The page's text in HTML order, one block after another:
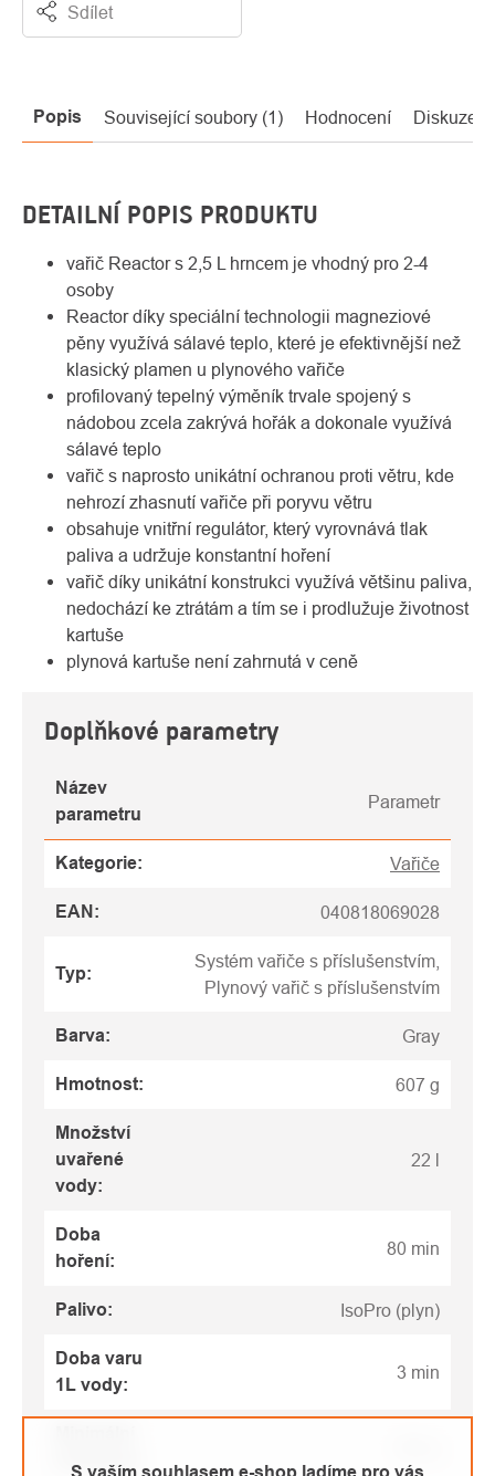
Sdílet
Popis Související soubory (1) Hodnocení Diskuze
DETAILNÍ POPIS PRODUKTU
vařič Reactor s 2,5 L hrncem je vhodný pro 2-4
osoby
Reactor díky speciální technologii magneziové
pěny využívá sálavé teplo, které je efektivnější než
klasický plamen u plynového vařiče
profilovaný tepelný výměník trvale spojený s
nádobou zcela zakrývá hořák a dokonale využívá
sálavé teplo
vařič s naprosto unikátní ochranou proti větru, kde
nehrozí zhasnutí vařiče při poryvu větru
obsahuje vnitřní regulátor, který vyrovnává tlak
paliva a udržuje konstantní hoření
vařič díky unikátní konstrukci využívá většinu paliva,
nedochází ke ztrátám a tím se i prodlužuje životnost
kartuše
plynová kartuše není zahrnutá v ceně
Doplňkové parametry
Název
parametru
Parametr
Kategorie: Vařiče
EAN : 040818069028
Typ:
Systém vařiče s příslušenstvím,
Plynový vařič s příslušenstvím
Barva: Gray
Hmotnost: 607 g
Množství
uvařené
vody:
22 l
Doba
hoření:
80 min
Palivo: IsoPro (plyn)
Doba varu
1L vody:
3 min
hmotnost